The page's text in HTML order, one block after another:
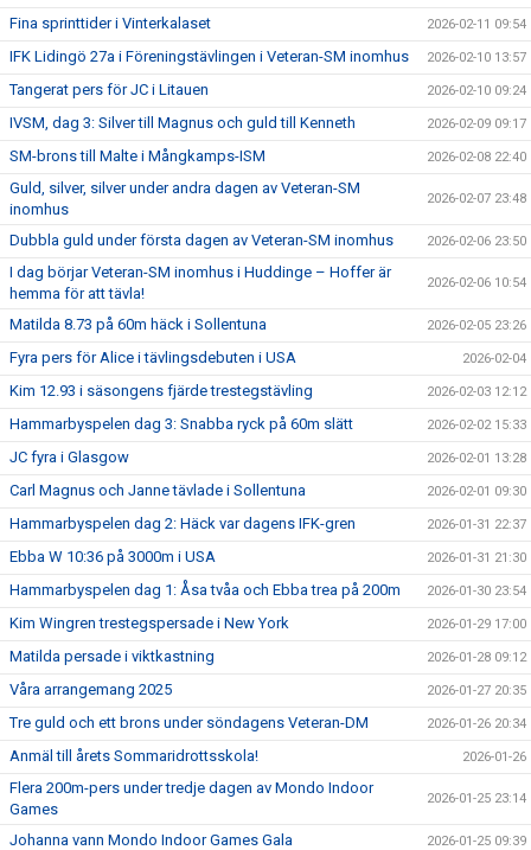
Fina sprinttider i Vinterkalaset 2026-02-11 09:54
IFK Lidingö 27a i Föreningstävlingen i Veteran-SM inomhus 2026-02-10 13:57
Tangerat pers för JC i Litauen 2026-02-10 09:24
IVSM, dag 3: Silver till Magnus och guld till Kenneth 2026-02-09 09:17
SM-brons till Malte i Mångkamps-ISM 2026-02-08 22:40
Guld, silver, silver under andra dagen av Veteran-SM
inomhus
2026-02-07 23:48
Dubbla guld under första dagen av Veteran-SM inomhus 2026-02-06 23:50
I dag börjar Veteran-SM inomhus i Huddinge – Hoffer är
hemma för att tävla!
2026-02-06 10:54
Matilda 8.73 på 60m häck i Sollentuna 2026-02-05 23:26
Fyra pers för Alice i tävlingsdebuten i USA 2026-02-04
Kim 12.93 i säsongens fjärde trestegstävling 2026-02-03 12:12
Hammarbyspelen dag 3: Snabba ryck på 60m slätt 2026-02-02 15:33
JC fyra i Glasgow 2026-02-01 13:28
Carl Magnus och Janne tävlade i Sollentuna 2026-02-01 09:30
Hammarbyspelen dag 2: Häck var dagens IFK-gren 2026-01-31 22:37
Ebba W 10:36 på 3000m i USA 2026-01-31 21:30
Hammarbyspelen dag 1: Åsa tvåa och Ebba trea på 200m 2026-01-30 23:54
Kim Wingren trestegspersade i New York 2026-01-29 17:00
Matilda persade i viktkastning 2026-01-28 09:12
Våra arrangemang 2025 2026-01-27 20:35
Tre guld och ett brons under söndagens Veteran-DM 2026-01-26 20:34
Anmäl till årets Sommaridrottsskola! 2026-01-26
Flera 200m-pers under tredje dagen av Mondo Indoor
Games
2026-01-25 23:14
Johanna vann Mondo Indoor Games Gala 2026-01-25 09:39